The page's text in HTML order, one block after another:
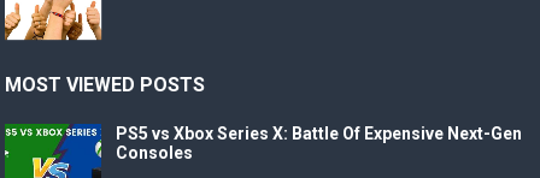
MOST VIEWED POSTS
PS5 vs Xbox Series X: Battle Of Expensive Next-Gen
Consoles